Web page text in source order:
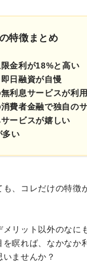
特徴まとめ
金利が18%と高い
日融資が自慢
利息サービスが利
費者金融で独自の
ービスが嬉しい
多い
、コレだけの特徴
リット以外のなに
瞑れば、なかなか
ませんか？